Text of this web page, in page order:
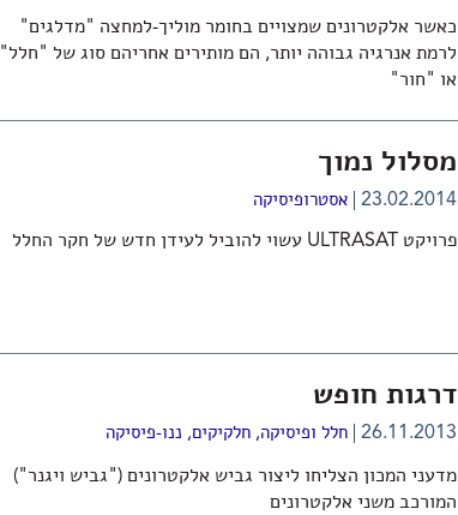
כאשר אלקטרונים שמצויים בחומר מוליך-למחצה "מדלגים"
לרמת אנרגיה גבוהה יותר, הם מותירים אחריהם סוג של "חלל"
או "חור"
מסלול נמוך
23.02.2014 אסטרופיסיקה
פרויקט ULTRASAT עשוי להוביל לעידן חדש של חקר החלל
דרגות חופש
26.11.2013 חלל ופיסיקה,חלקיקים, ננו-פיסיקה
מדעני המכון הצליחו ליצור גביש אלקטרונים ("גביש ויגנר")
המורכב משני אלקטרונים